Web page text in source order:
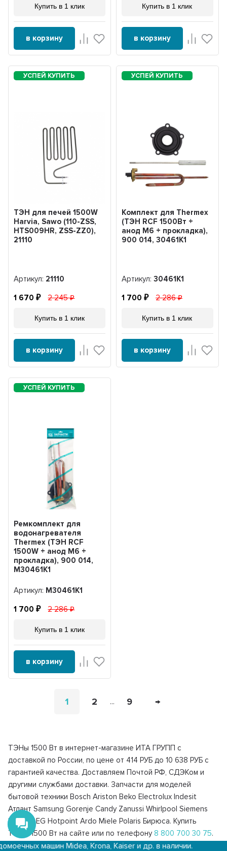
Купить в 1 клик
в корзину
Купить в 1 клик
в корзину
ТЭН для печей 1500W
Harvia, Sawo (110-ZSS,
HTS009HR, ZSS-ZZ0),
21110
Артикул: 21110
1 670 2 245
Купить в 1 клик
в корзину
Комплект для Thermex
(ТЭН RCF 1500Вт +
анод М6 + прокладка),
900 014, 30461K1
Артикул: 30461K1
1 700 2 286
Купить в 1 клик
в корзину
Ремкомплект для
водонагревателя
Thermex (ТЭН RCF
1500W + анод М6 +
прокладка), 900 014,
М30461K1
Артикул: М30461K1
1 700 2 286
Купить в 1 клик
в корзину
1 2 ... 9 →
ТЭНы 1500 Вт в интернет-магазине ИТА ГРУПП с
доставкой по России, по цене от 414 РУБ до 10 638 РУБ с
гарантией качества. Доставляем Почтой РФ, СДЭКом и
другими службами доставки. Запчасти для моделей
бытовой техники Bosch Ariston Beko Electrolux Indesit
Атлант Samsung Gorenje Candy Zanussi Whirlpool Siemens
Hansa AEG Hotpoint Ardo Miele Polaris Бирюса. Купить
ТЭНы 1500 Вт на сайте или по телефону8 800 700 30 75.
Midea, Krona, Kaiser и др. в наличии. Доставка